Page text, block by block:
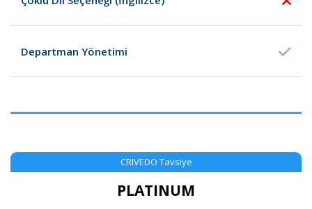
Departman Yönetimi
CRIVEDO Tavsiye
PLATINUM